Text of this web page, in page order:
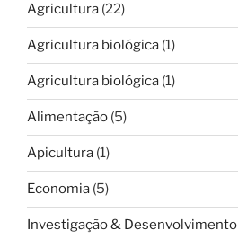
Agricultura (22)
Agricultura biológica (1)
Agricultura biológica (1)
Alimentação (5)
Apicultura (1)
Economia (5)
Investigação & Desenvolvimento